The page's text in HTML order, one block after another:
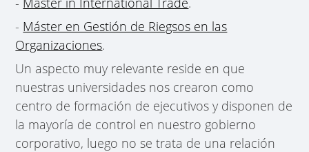
- Máster en Gestión de Riegsos en las
Organizaciones.
Un aspecto muy relevante reside en que
nuestras universidades nos crearon como
centro de formación de ejecutivos y disponen de
la mayoría de control en nuestro gobierno
corporativo, luego no se trata de una relación